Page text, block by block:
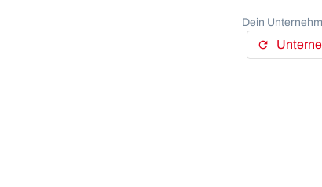
Dein
refresh